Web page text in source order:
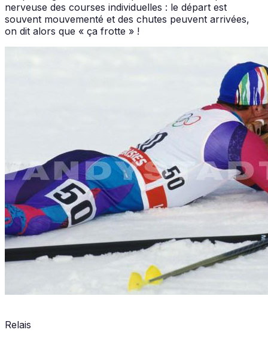
nerveuse des courses individuelles : le départ est
souvent mouvementé et des chutes peuvent arrivées,
on dit alors que « ça frotte » !
Relais